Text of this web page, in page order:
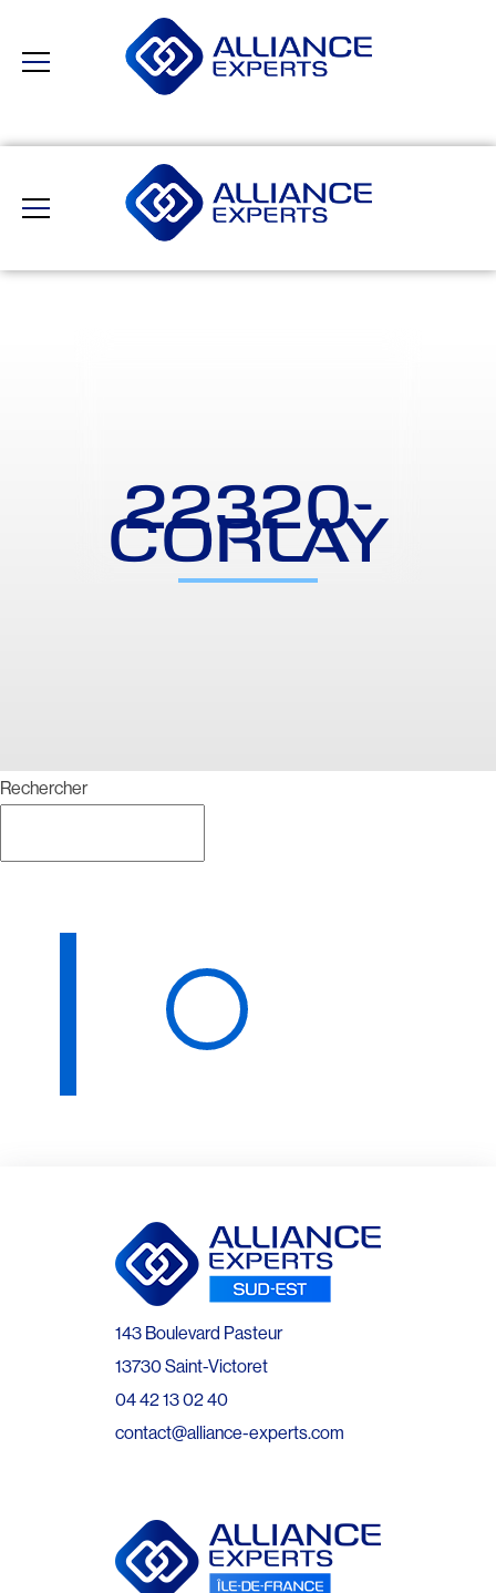
22320-
CORLAY
Rechercher
143 Boulevard Pasteur
13730 Saint-Victoret
04 42 13 02 40
contact@alliance-experts.com